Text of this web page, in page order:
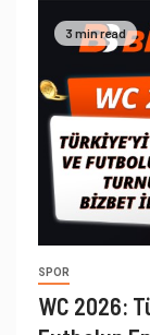
3 min read
SPOR
WC 2026: